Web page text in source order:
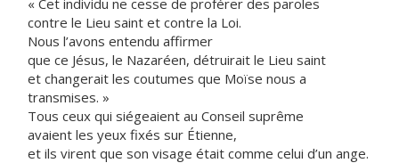
« Cet individu ne cesse de proférer des paroles
contre le Lieu saint et contre la Loi.
Nous l’avons entendu affirmer
que ce Jésus, le Nazaréen, détruirait le Lieu saint
et changerait les coutumes que Moïse nous a
transmises. »
Tous ceux qui siégeaient au Conseil suprême
avaient les yeux fixés sur Étienne,
et ils virent que son visage était comme celui d’un ange.